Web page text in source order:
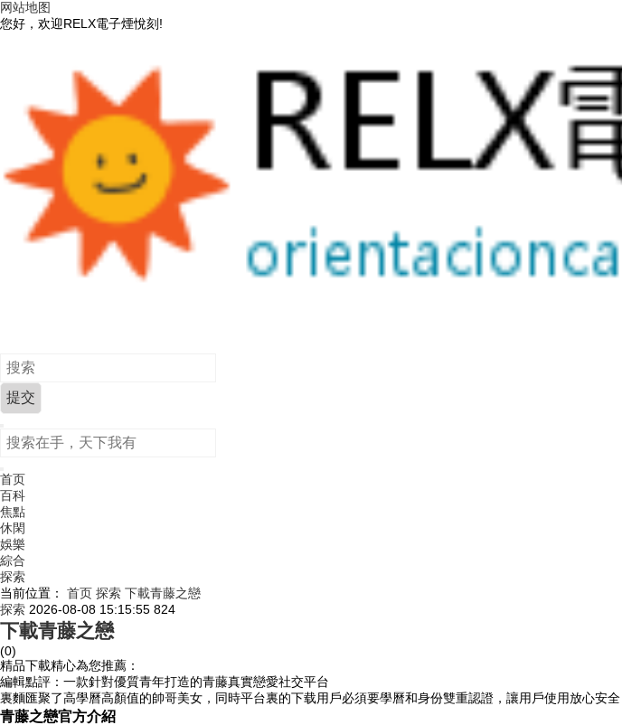
网站地图
您好，欢迎RELX電子煙悅刻!
首页
百科
焦點
休閑
娛樂
綜合
探索
当前位置：
首页 探索 下載青藤之戀
探索 2026-08-08 15:15:55 824
下載青藤之戀
(0)
精品下載精心為您推薦：
編輯點評：一款針對優質青年打造的青藤真實戀愛社交平台
裏麵匯聚了高學曆高顏值的帥哥美女，同時平台裏的下载用戶必須要學曆和身份雙重認證，讓用戶使用放心安
青藤之戀官方介紹